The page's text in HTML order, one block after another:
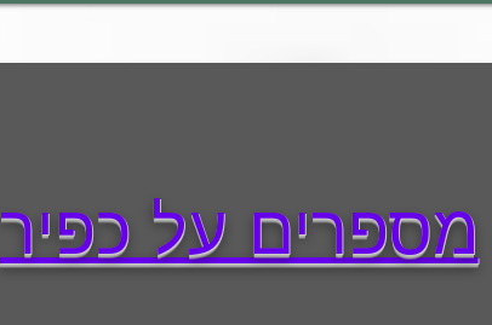
מספרים על כפיר